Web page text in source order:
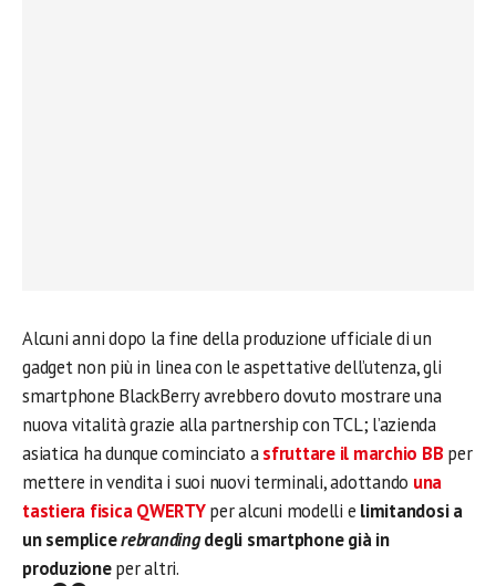
Alcuni anni dopo la fine della produzione ufficiale di un
gadget non più in linea con le aspettative dell’utenza, gli
smartphone BlackBerry avrebbero dovuto mostrare una
nuova vitalità grazie alla partnership con TCL; l’azienda
asiatica ha dunque cominciato asfruttare il marchio BB per
mettere in vendita i suoi nuovi terminali, adottando una
tastiera fisica QWERTYper alcuni modelli e limitandosi a
un semplicerebrandingdegli smartphone già in
produzioneper altri.